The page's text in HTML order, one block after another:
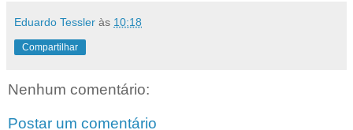
Eduardo Tessler às 10:18
Compartilhar
Nenhum comentário:
Postar um comentário